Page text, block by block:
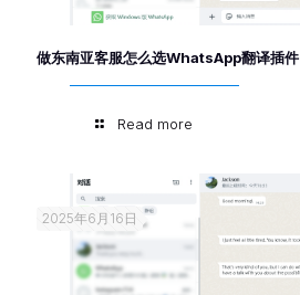
做东南亚客服怎么选WhatsApp翻译插件
Read more
2025年6月16日